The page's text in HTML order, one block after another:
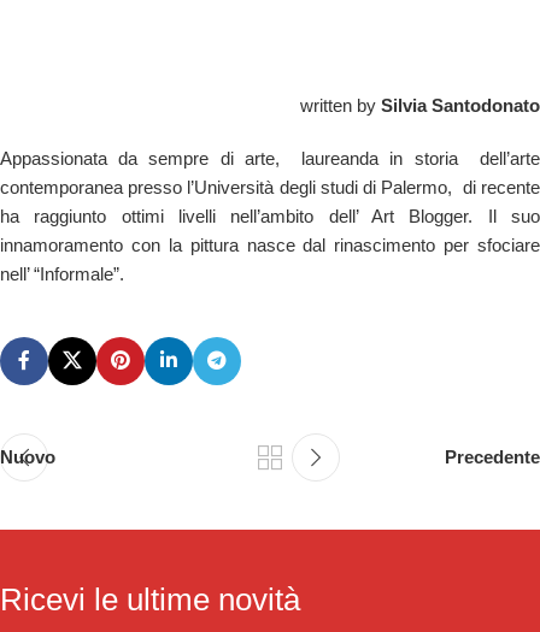
written by Silvia Santodonato
Appassionata da sempre di arte, laureanda in storia dell’arte
contemporanea presso l’Università degli studi di Palermo, di recente
ha raggiunto ottimi livelli nell’ambito dell’ Art Blogger. Il suo
innamoramento con la pittura nasce dal rinascimento per sfociare
nell’ “Informale”.
Nuovo Precedente
Ricevi le ultime novità